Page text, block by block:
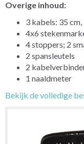
Overige inhoud:
3 kabels: 35
4x6
4 stoppers; 2
2 spansleutels
2
1 naaldmeter
Bekijk de volledige